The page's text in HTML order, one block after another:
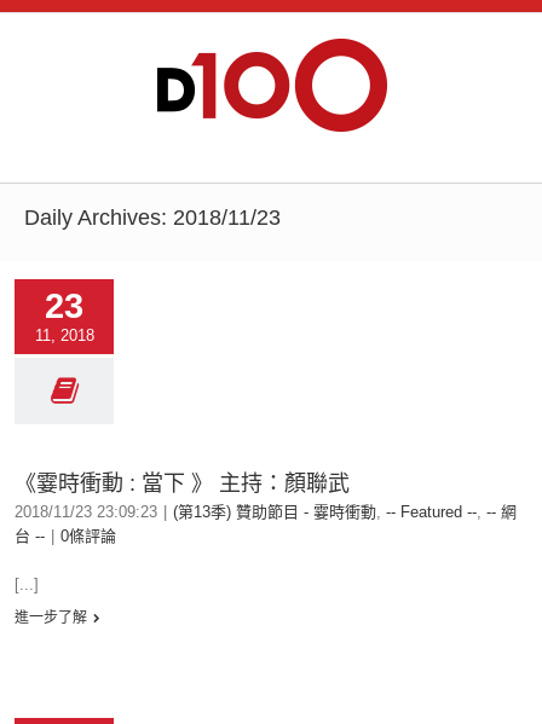
Daily Archives: 2018/11/23
23
11, 2018
《霎時衝動 : 當下 》 主持：顏聯武
2018/11/23 23:09:23 (第13季) 贊助節目 - 霎時衝動, -- Featured --, -- 網
台 --
0條評論
[...]
進一步了解